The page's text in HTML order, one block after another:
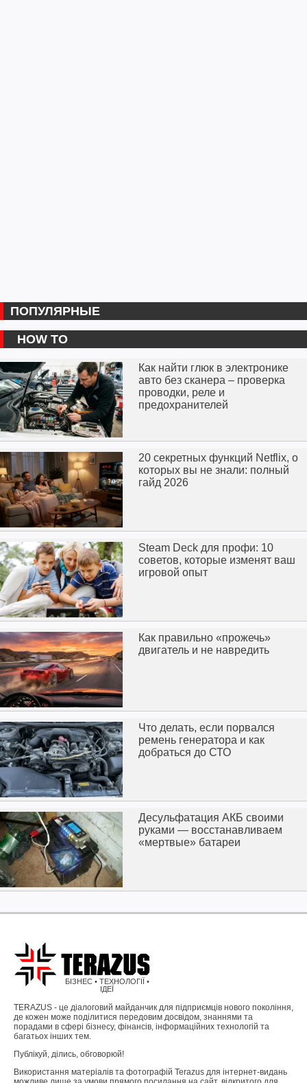
ПОПУЛЯРНЫЕ
HOW TO
Как найти глюк в электронике
авто без сканера – проверка
проводки, реле и
предохранителей
20 секретных функций Netflix, о
которых вы не знали: полный
гайд 2026
Steam Deck для профи: 10
советов, которые изменят ваш
игровой опыт
Как правильно «прожечь»
двигатель и не навредить
Что делать, если порвался
ремень генератора и как
добраться до СТО
Десульфатация АКБ своими
руками — восстанавливаем
«мертвые» батареи
БІЗНЕС • ТЕХНОЛОГІЇ •
ІДЕЇ
TERAZUS - це діалоговий майданчик для підприємців нового покоління,
де кожен може поділитися передовим досвідом, знаннями та
порадами в сфері бізнесу, фінансів, інформаційних технологій та
багатьох інших тем.
Публікуй, ділись, обговорюй!
Використання матеріалів та фотографій Terazus для інтернет-видань